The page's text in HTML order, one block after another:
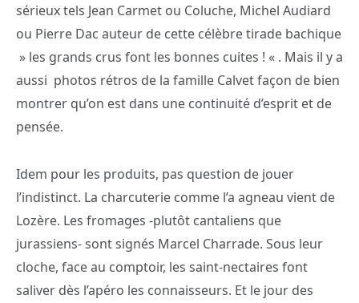
sérieux tels Jean Carmet ou Coluche, Michel Audiard
ou Pierre Dac auteur de cette célèbre tirade bachique
» les grands crus font les bonnes cuites ! « . Mais il y a
aussi photos rétros de la famille Calvet façon de bien
montrer qu’on est dans une continuité d’esprit et de
pensée.
Idem pour les produits, pas question de jouer
l’indistinct. La charcuterie comme l’a agneau vient de
Lozère. Les fromages -plutôt cantaliens que
jurassiens- sont signés Marcel Charrade. Sous leur
cloche, face au comptoir, les saint-nectaires font
saliver dès l’apéro les connaisseurs. Et le jour des